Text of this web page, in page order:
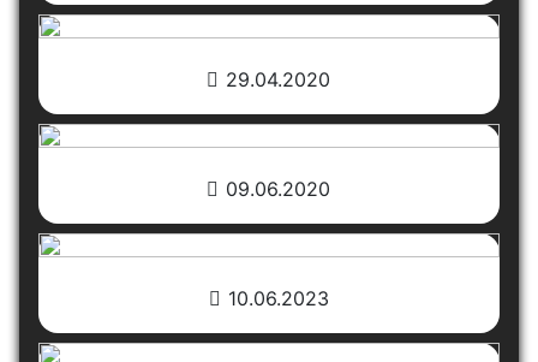
29.04.2020
09.06.2020
10.06.2023